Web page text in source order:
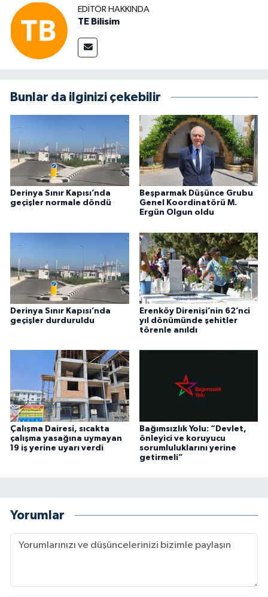
EDITÖR HAKKINDA
TE Bilisim
Bunlar da ilginizi çekebilir
Derinya Sınır Kapısı’nda
geçişler normale döndü
Beşparmak Düşünce Grubu
Genel Koordinatörü M.
Ergün Olgun oldu
Derinya Sınır Kapısı’nda
geçişler durduruldu
Erenköy Direnişi’nin 62’nci
yıl dönümünde şehitler
törenle anıldı
Çalışma Dairesi, sıcakta
çalışma yasağına uymayan
19 iş yerine uyarı verdi
Bağımsızlık Yolu: “Devlet,
önleyici ve koruyucu
sorumluluklarını yerine
getirmeli”
Yorumlar